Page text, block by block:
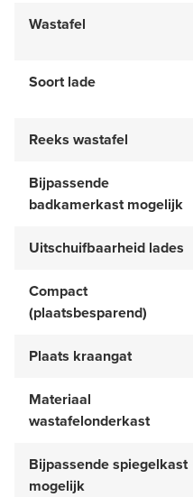
Wastafel
Soort lade
Reeks wastafel
Bijpassende
badkamerkast mogelijk
Uitschuifbaarheid lades
Compact
(plaatsbesparend)
Plaats kraangat
Materiaal
wastafelonderkast
Bijpassende spiegelkast
mogelijk